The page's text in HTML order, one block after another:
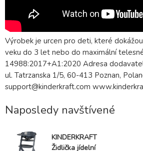
Výrobek je urcen pro deti, které
veku do 3 let nebo do maximální
14988:2017+A1:2020 Adresa
ul. Tatrzanska 1/5, 60-413 Poznan,
support@kinderkraft.com
Naposledy navštívené
KINDERKRAFT
Židlička jídelní